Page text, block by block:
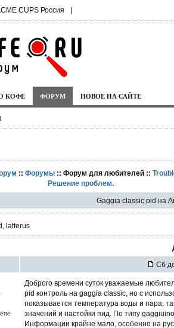
CUPS Россия |
КОФЕ ФОРУМ НОВОЕ НА САЙТЕ
::Форумы :: Форум для любителей ::
Решение проблем.
Gaggia classic pid на
latterus
Сб
Доброго времени суток уважаемые
pid контроль на gaggia classic, но с
показывается температура воды и пара,
значений и настойки пид. По типу
Информации крайне мало, особенно на